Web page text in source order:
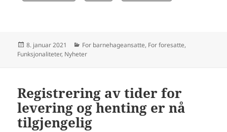
Publisert
8. januar 2021 Kategorier
For barnehageansatte, For foresatte,
Funksjonaliteter, Nyheter
Registrering av tider for
levering og henting er nå
tilgjengelig